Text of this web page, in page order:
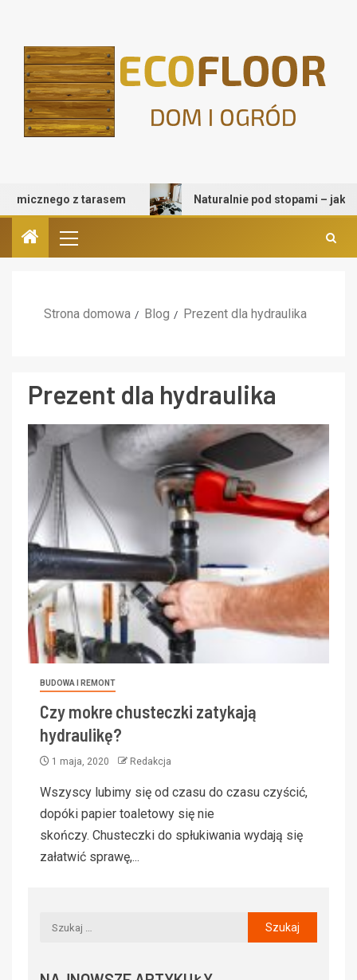
z tarasem Naturalnie pod stopami – jak
Strona domowa Blog Prezent dla hydraulika
Prezent dla hydraulika
BUDOWA I REMONT
Czy mokre chusteczki zatykają
hydraulikę?
1 maja, 2020 Redakcja
Wszyscy lubimy się od czasu do czasu czyścić,
dopóki papier toaletowy się nie
skończy. Chusteczki do spłukiwania wydają się
załatwić sprawę,...